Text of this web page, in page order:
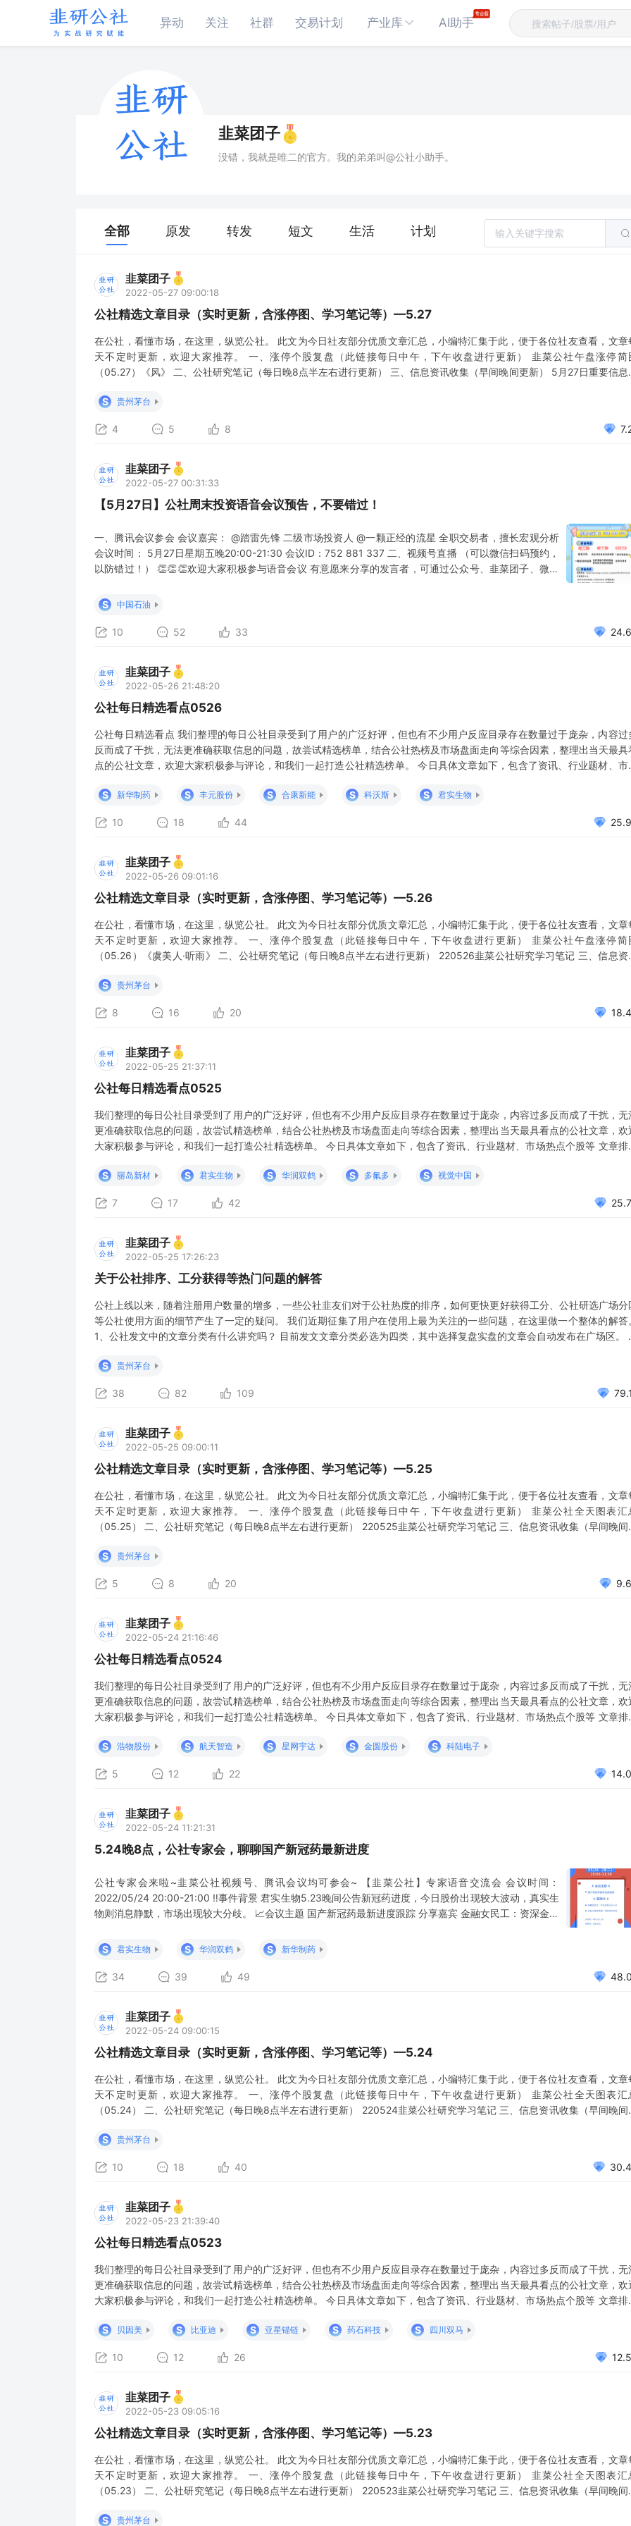
异动 关注 社群 交易计划 产业库 AI助手
韭菜团子
没错，我就是唯二的官方。我的弟弟叫@公社小助手。
全部 原发 转发 短文 生活 计划
韭菜团子
2022-05-27 09:00:18
公社精选文章目录（实时更新，含涨停图、学习笔记等）—5.27
在公社，看懂市场，在这里，纵览公社。 此文为今日社友部分优质文章汇总，小编特汇集于此，便于各位社友查看，文章
天不定时更新，欢迎大家推荐。 一、涨停个股复盘（此链接每日中午，下午收盘进行更新） 韭菜公社午盘涨停简
（05.27）《风》 二、公社研究笔记（每日晚8点半左右进行更新） 三、信息资讯收集（早间晚间更新） 5月27日重要信息
存在资产注入可能性的军工集团及上市公司（
S 贵州茅台
4 5 8
韭菜团子
2022-05-27 00:31:33
【5月27日】公社周末投资语音会议预告，不要错过！
一、腾讯会议参会 会议嘉宾： @踏雷先锋 二级市场投资人 @一颗正经的流星 全职交易者，擅长宏观分析
会议时间： 5月27日星期五晚20:00-21:30 会议ID：752 881 337 二、视频号直播 （可以微信扫码预约，
以防错过！） 👏👏👏欢迎大家积极参与语音会议 有意愿来分享的发言者，可通过公众号、韭菜团子、微信
100工分，同时也会邀请进入嘉宾分享群。 会议次日，我们将形成会议纪要发表
S 中国石油
10 52 33
韭菜团子
2022-05-26 21:48:20
公社每日精选看点0526
公社每日精选看点 我们整理的每日公社目录受到了用户的广泛好评，但也有不少用户反应目录存在数量过于庞杂，内容过
反而成了干扰，无法更准确获取信息的问题，故尝试精选榜单，结合公社热榜及市场盘面走向等综合因素，整理出当天最具
点的公社文章，欢迎大家积极参与评论，和我们一起打造公社精选榜单。 今日具体文章如下，包含了资讯、行业题材、市
李佳琦今晚重磅登场，618购物节预售正式开启！
S 新华制药 S 丰元股份 S 合康新能 S 科沃斯 S 君实生物
10 18 44
韭菜团子
2022-05-26 09:01:16
公社精选文章目录（实时更新，含涨停图、学习笔记等）—5.26
在公社，看懂市场，在这里，纵览公社。 此文为今日社友部分优质文章汇总，小编特汇集于此，便于各位社友查看，文章
天不定时更新，欢迎大家推荐。 一、涨停个股复盘（此链接每日中午，下午收盘进行更新） 韭菜公社午盘涨停简
（05.26）《虞美人·听雨》 二、公社研究笔记（每日晚8点半左右进行更新） 220526韭菜公社研究学习笔记 三、信息资
点前瞻：国办印发关于推动外贸保
S 贵州茅台
8 16 20
韭菜团子
2022-05-25 21:37:11
公社每日精选看点0525
我们整理的每日公社目录受到了用户的广泛好评，但也有不少用户反应目录存在数量过于庞杂，内容过多反而成了干扰，无
更准确获取信息的问题，故尝试精选榜单，结合公社热榜及市场盘面走向等综合因素，整理出当天最具看点的公社文章，欢
大家积极参与评论，和我们一起打造公社精选榜单。 今日具体文章如下，包含了资讯、行业题材、市场热点个股等 文章排
网热议的稳经济会议，看点在这里： 全国稳住经济大盘电
S 丽岛新材 S 君实生物 S 华润双鹤 S 多氟多 S 视觉中国
7 17 42
韭菜团子
2022-05-25 17:26:23
关于公社排序、工分获得等热门问题的解答
公社上线以来，随着注册用户数量的增多，一些公社韭友们对于公社热度的排序，如何更快更好获得工分、公社研选广场分
等公社使用方面的细节产生了一定的疑问。 我们近期征集了用户在使用上最为关注的一些问题，在这里做一个整体的解答
1、公社发文中的文章分类有什么讲究吗？ 目前发文文章分类必选为四类，其中选择复盘实盘的文章会自动发布在广场区。
的，为何有时候会出现赞转评等互动数据较少的一方出现在热
S 贵州茅台
38 82 109
韭菜团子
2022-05-25 09:00:11
公社精选文章目录（实时更新，含涨停图、学习笔记等）—5.25
在公社，看懂市场，在这里，纵览公社。 此文为今日社友部分优质文章汇总，小编特汇集于此，便于各位社友查看，文章
天不定时更新，欢迎大家推荐。 一、涨停个股复盘（此链接每日中午，下午收盘进行更新） 韭菜公社全天图表汇
（05.25） 二、公社研究笔记（每日晚8点半左右进行更新） 220525韭菜公社研究学习笔记 三、信息资讯收集（早间晚间
25日晚间公告 0525互动&公
S 贵州茅台
5 8 20
韭菜团子
2022-05-24 21:16:46
公社每日精选看点0524
我们整理的每日公社目录受到了用户的广泛好评，但也有不少用户反应目录存在数量过于庞杂，内容过多反而成了干扰，无
更准确获取信息的问题，故尝试精选榜单，结合公社热榜及市场盘面走向等综合因素，整理出当天最具看点的公社文章，欢
大家积极参与评论，和我们一起打造公社精选榜单。 今日具体文章如下，包含了资讯、行业题材、市场热点个股等 文章排
24日市场下跌点评 如何看待君实VV116的公告，国产新
S 浩物股份 S 航天智造 S 星网宇达 S 金圆股份 S 科陆电子
5 12 22
韭菜团子
2022-05-24 11:21:31
5.24晚8点，公社专家会，聊聊国产新冠药最新进度
公社专家会来啦~韭菜公社视频号、腾讯会议均可参会~ 【韭菜公社】专家语音交流会 会议时间：
2022/05/24 20:00-21:00 ‼️事件背景 君实生物5.23晚间公告新冠药进度，今日股价出现较大波动，真实生
物则消息静默，市场出现较大分歧。 📈会议主题 国产新冠药最新进度跟踪 分享嘉宾 金融女民工：资深金融
会议ID：487 697 929 视频号：韭
S 君实生物 S 华润双鹤 S 新华制药
34 39 49
韭菜团子
2022-05-24 09:00:15
公社精选文章目录（实时更新，含涨停图、学习笔记等）—5.24
在公社，看懂市场，在这里，纵览公社。 此文为今日社友部分优质文章汇总，小编特汇集于此，便于各位社友查看，文章
天不定时更新，欢迎大家推荐。 一、涨停个股复盘（此链接每日中午，下午收盘进行更新） 韭菜公社全天图表汇
（05.24） 二、公社研究笔记（每日晚8点半左右进行更新） 220524韭菜公社研究学习笔记 三、信息资讯收集（早间晚间
月25日热点前瞻：国
S 贵州茅台
10 18 40
韭菜团子
2022-05-23 21:39:40
公社每日精选看点0523
我们整理的每日公社目录受到了用户的广泛好评，但也有不少用户反应目录存在数量过于庞杂，内容过多反而成了干扰，无
更准确获取信息的问题，故尝试精选榜单，结合公社热榜及市场盘面走向等综合因素，整理出当天最具看点的公社文章，欢
大家积极参与评论，和我们一起打造公社精选榜单。 今日具体文章如下，包含了资讯、行业题材、市场热点个股等 文章排
汽车政策预期升温 【首创汽车】 减征600亿汽车购置
S 贝因美 S 比亚迪 S 亚星锚链 S 药石科技 S 四川双马
10 12 26
韭菜团子
2022-05-23 09:05:16
公社精选文章目录（实时更新，含涨停图、学习笔记等）—5.23
在公社，看懂市场，在这里，纵览公社。 此文为今日社友部分优质文章汇总，小编特汇集于此，便于各位社友查看，文章
天不定时更新，欢迎大家推荐。 一、涨停个股复盘（此链接每日中午，下午收盘进行更新） 韭菜公社全天图表汇
（05.23） 二、公社研究笔记（每日晚8点半左右进行更新） 220523韭菜公社研究学习笔记 三、信息资讯收集（早间晚间
回避与个股重要公告资讯5-24
S 贵州茅台